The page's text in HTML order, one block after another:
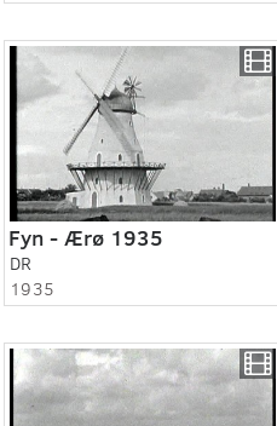
Fyn - Ærø 1935
DR
1935